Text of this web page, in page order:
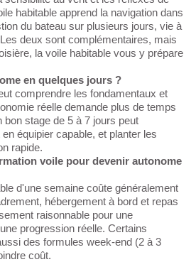
habitable apprend la navigation dans
du bateau sur plusieurs jours, vie à
deux sont complémentaires, mais
la voile habitable vous y prépare
en quelques jours ?
comprendre les fondamentaux et
réelle demande plus de temps
stage de 5 à 7 jours peut
équipier capable, et planter les
rapide.
voile pour devenir autonome
d'une semaine coûte généralement
hébergement à bord et repas
raisonnable pour une
progression réelle. Certains
des formules week-end (2 à 3
coût.